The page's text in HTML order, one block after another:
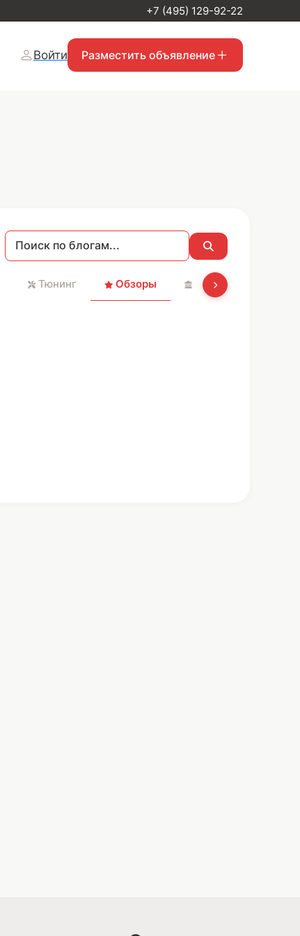
+7 (495) 129-92-22
Войти Разместить объявление
Тюнинг Обзоры Святые места и